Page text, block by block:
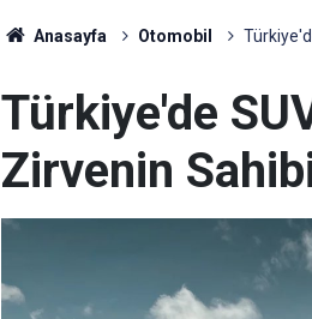
Anasayfa Otomobil
Türkiye'de
Zirvenin